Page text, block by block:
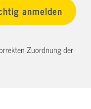
Zuordnung der